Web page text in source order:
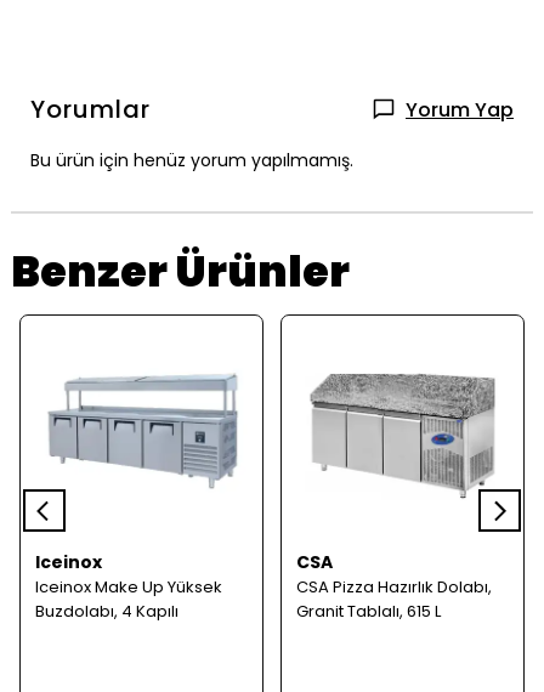
Yorumlar Yorum Yap
Bu ürün için henüz yorum yapılmamış.
Benzer Ürünler
Iceinox
Iceinox Make Up Yüksek
Buzdolabı, 4 Kapılı
CSA
CSA Pizza Hazırlık Dolabı,
Granit Tablalı, 615 L